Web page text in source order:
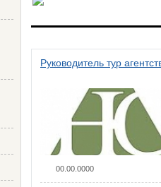
Руководитель тур
00.00.0000